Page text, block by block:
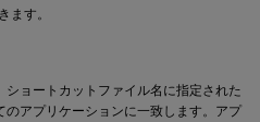
ます。
ョートカットファイル名に指定された
のアプリケーションに一致します。アプ